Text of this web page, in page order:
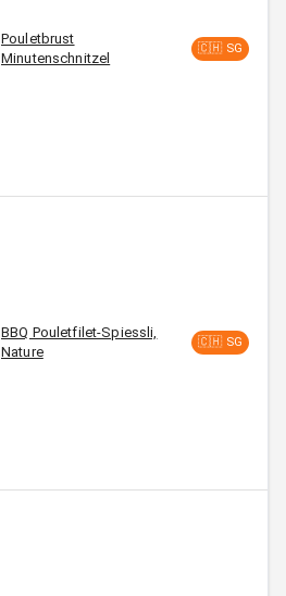
Pouletbrust
Minutenschnitzel
🇨🇭 SG
BBQ Pouletfilet-Spiessli,
Nature
🇨🇭 SG